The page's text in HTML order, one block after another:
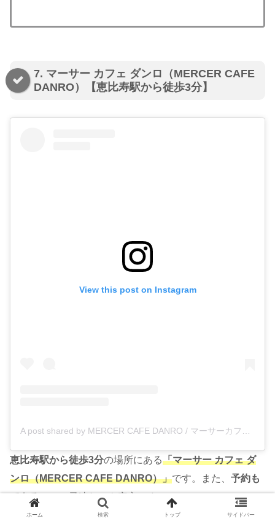
7. マーサー カフェ ダンロ（MERCER CAFE
DANRO）【恵比寿駅から徒歩3分】
View this post on Instagram
恵比寿駅から徒歩3分の場所にある「マーサー カフェ ダ
ンロ（MERCER CAFE DANRO）」です。また、 予約も
できるので、子連れにも安心です！
マーサーカフェダンロは、ニューヨークチーズケーキが特
ホーム 検索 トップ サイドバー